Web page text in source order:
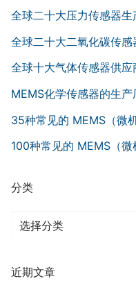
全球二十大压力传感器生
全球二十大二氧化碳传感
全球十大气体传感器供应
MEMS化学传感器的生产
35种常见的 MEMS（微
100种常见的 MEMS（
分类
分
近期文章